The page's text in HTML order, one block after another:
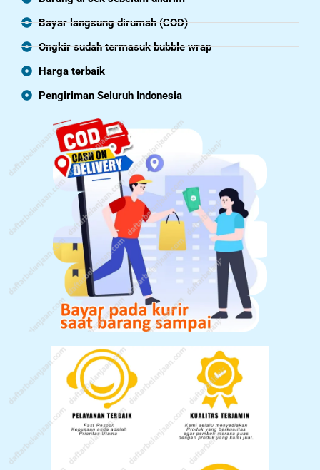
Bayar langsung dirumah (COD)
Ongkir sudah termasuk bubble wrap
Harga terbaik
Pengiriman Seluruh Indonesia